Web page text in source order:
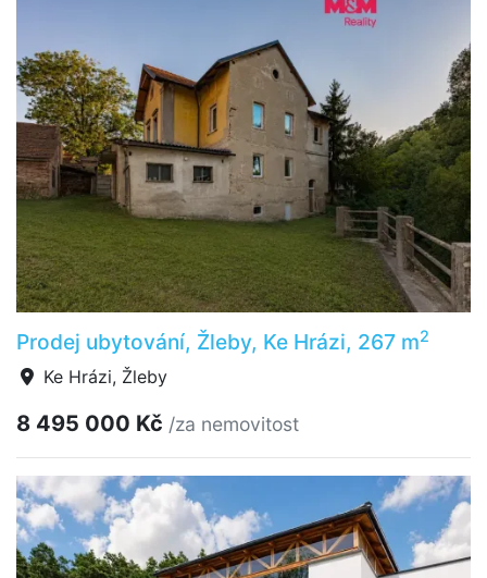
Prodej ubytování, Žleby, Ke Hrázi, 267 m2
Ke Hrázi, Žleby
8 495 000 Kč /za nemovitost